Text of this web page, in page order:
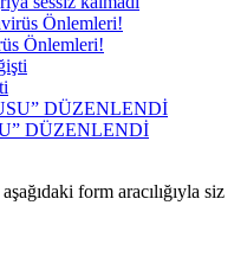
Önlemleri!
DÜZENLENDİ
form aracılığıyla siz